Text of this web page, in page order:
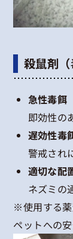
殺鼠剤（
急性毒餌
即効性の
遅効性毒
警戒され
適切な配
ネズミの
※使用する
ペットへの